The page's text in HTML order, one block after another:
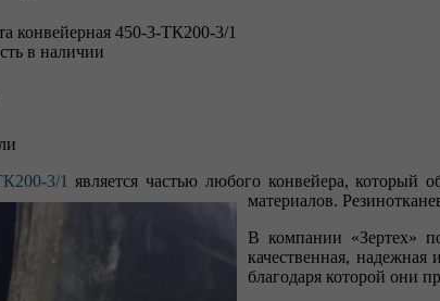
конвейерная 450-3-ТК200-3/1
в наличии
3/1 является частью любого конвейера, который
материалов.
В компании «Зертех»
качественная,
благодаря которой они